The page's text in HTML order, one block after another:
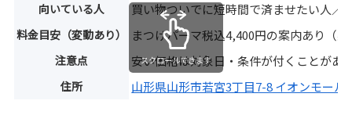
向いている人 買い物ついでに短時間で済ませたい人／
料金目安（変動あり） まつげパーマ税込4,400円の案内あり（
注意点 安い価格は対象日・条件が付くことがあ
住所 山形県山形市若宮3丁目7-8 イオンモール
スクロールできます